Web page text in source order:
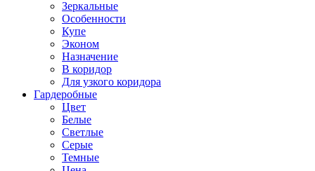
Зеркальные
Особенности
Купе
Эконом
Назначение
В коридор
Для узкого коридора
Гардеробные
Цвет
Белые
Светлые
Серые
Темные